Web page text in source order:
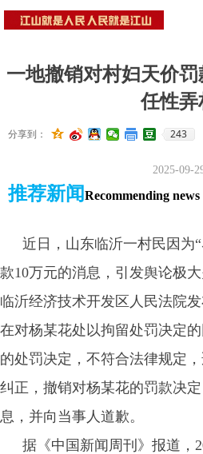
一地撤销对村妇天价
任性弄
近日，山东临沂一村民因为
款10万元的消息，引发舆论极大
临沂经济技术开发区人民法院
在对杨某花处以拘留处罚决定
的处罚决定，不符合法律规定
纠正，撤销对杨某花的罚款决
息，并向当事人道歉。
据《中国新闻周刊》报道，
2025-09-
推荐新闻 Recommending news
分享到： 243